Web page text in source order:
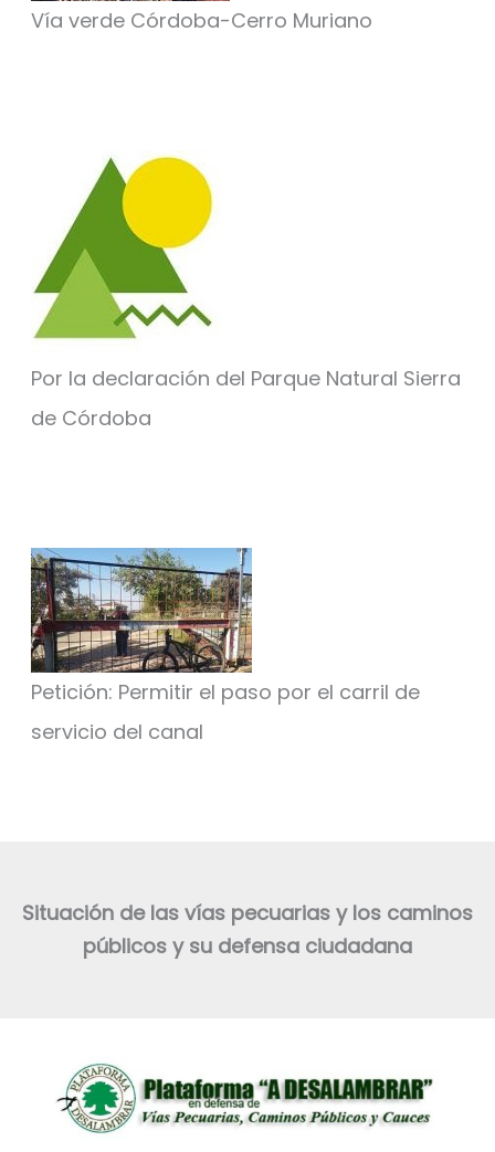
Vía verde Córdoba-Cerro Muriano
Por la declaración del Parque Natural Sierra
de Córdoba
Petición: Permitir el paso por el carril de
servicio del canal
Situación de las vías pecuarias y los caminos
públicos y su defensa ciudadana